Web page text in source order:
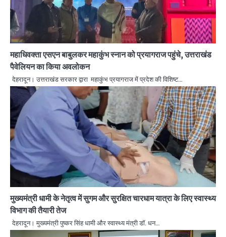
महाधिवक्ता एसएन बाबुलकर महाकुंभ स्नान को प्रयागराज पहुंचे, उत्तराखंड
पैवेलियन का किया अवलोकन
देहरादून। उत्तराखंड सरकार द्वारा महाकुंभ प्रयागराज में प्रदेश की विशिष्ट…
मुख्यमंत्री धामी के नेतृत्व में सुगम और सुरक्षित चारधाम यात्रा के लिए स्वास्थ्य
विभाग की तैयारी तेज
देहरादून। मुख्यमंत्री पुष्कर सिंह धामी और स्वास्थ्य मंत्री डॉ. धन…